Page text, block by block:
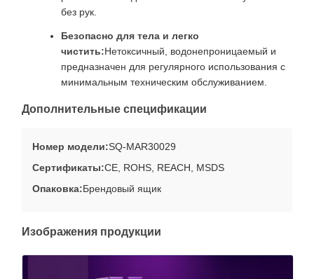
без рук.
Безопасно для тела и легко
чистить:Нетоксичный, водонепроницаемый и
предназначен для регулярного использования с
минимальным техническим обслуживанием.
Дополнительные спецификации
Номер модели:SQ-MAR30029
Сертификаты:CE, ROHS, REACH, MSDS
Опаковка:Брендовый ящик
Изображения продукции